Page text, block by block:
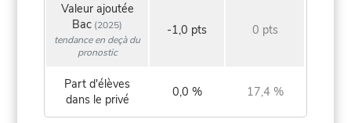
Valeur ajoutée
Bac (2025)
tendance en deçà du
pronostic
-1,0 pts 0 pts
Part d'élèves
dans le privé
0,0 % 17,4 %